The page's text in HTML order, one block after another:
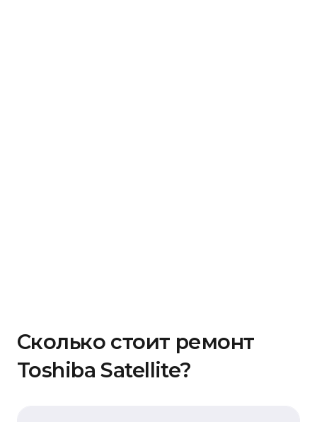
Сколько стоит ремонт
Toshiba Satellite?